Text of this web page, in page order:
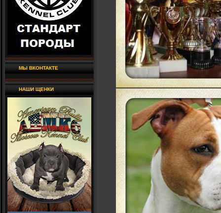
МЫ ВКОНТАКТЕ
НАШИ ЩЕНКИ